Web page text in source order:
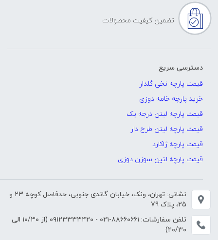
تضمین کیفیت محصولات
دسترسی سریع
قیمت پارچه نخی گلدار
خرید پارچه خامه دوزی
قیمت پارچه لینن درجه یک
قیمت پارچه لینن طرح دار
قیمت پارچه ژاکارد
قیمت پارچه لنین سوزن دوزی
نشانی: تهران، ونک، خیابان گاندی جنوبی، حدفاصل کوچه 23 و
25، پلاک 79
تلفن سفارشات: ۸۸۶۶۰۶۶۱-۰۲۱ - ۰۹۱۲۳۳۳۳۴۲۰
(از ۱۰/۳۰ الی
۲۰/۳۰)